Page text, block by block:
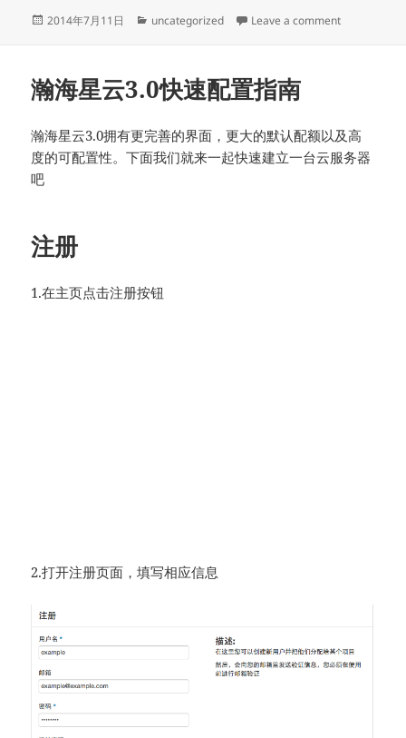
Posted
2014年7月11日 Categories
uncategorized Leave a commenton 线粒体夏
瀚海星云3.0快速配置指南
瀚海星云3.0拥有更完善的界面，更大的默认配额以及高
度的可配置性。下面我们就来一起快速建立一台云服务器
吧
注册
1.在主页点击注册按钮
2.打开注册页面，填写相应信息